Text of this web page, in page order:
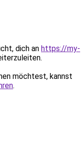
dich an https://my-
möchtest, kannst
.